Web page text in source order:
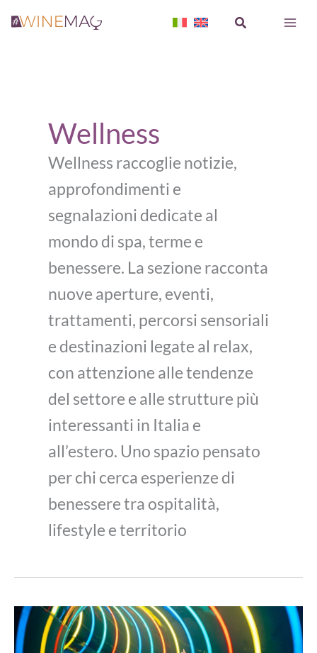
Cerca
Wellness
Wellness raccoglie notizie,
approfondimenti e
segnalazioni dedicate al
mondo di spa, terme e
benessere. La sezione racconta
nuove aperture, eventi,
trattamenti, percorsi sensoriali
e destinazioni legate al relax,
con attenzione alle tendenze
del settore e alle strutture più
interessanti in Italia e
all’estero. Uno spazio pensato
per chi cerca esperienze di
benessere tra ospitalità,
lifestyle e territorio